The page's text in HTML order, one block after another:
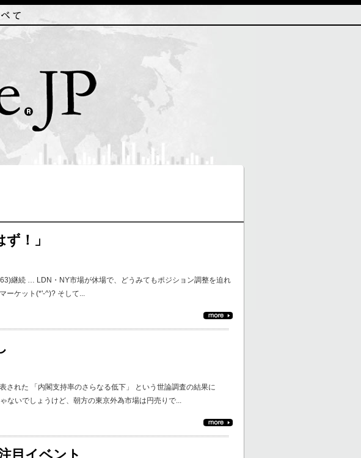
！」
継続 … LDN・NY市場が休場で、どうみてもポジション調整を迫れ
ーケット(*'-^)? そして...
された 「内閣支持率のさらなる低下」 という世論調査の結果に
ないでしょうけど、朝方の東京外為市場は円売りで...
目イベント